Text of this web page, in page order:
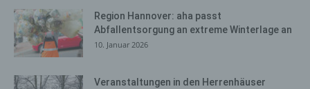
Region Hannover: aha passt
Abfallentsorgung an extreme Winterlage an
10. Januar 2026
Veranstaltungen in den Herrenhäuser
Internetbrowsers verhindern und damit der Setzung von
Cookies dauerhaft widersprechen. Ferner können
bereits gesetzte Cookies jederzeit über einen
Internetbrowser oder andere Softwareprogramme
Internetbrowsern möglich. Deaktiviert die betroffene